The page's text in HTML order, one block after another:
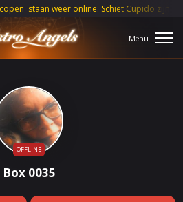
staan weer online. Schiet Cupido zijn
OFFLINE
Box 0035